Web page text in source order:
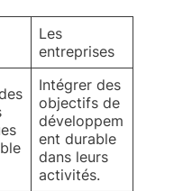
Les
entreprises
Intégrer des
objectifs de
développem
ent durable
dans leurs
activités.